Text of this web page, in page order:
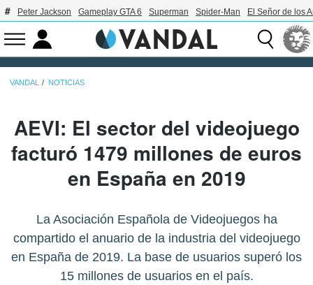
Peter Jackson Gameplay GTA 6 Superman Spider-Man El Señor de los
VANDAL NOTICIAS
AEVI: El sector del videojuego
facturó 1479 millones de euros
en España en 2019
La Asociación Española de Videojuegos ha
compartido el anuario de la industria del videojuego
en España de 2019. La base de usuarios superó los
15 millones de usuarios en el país.